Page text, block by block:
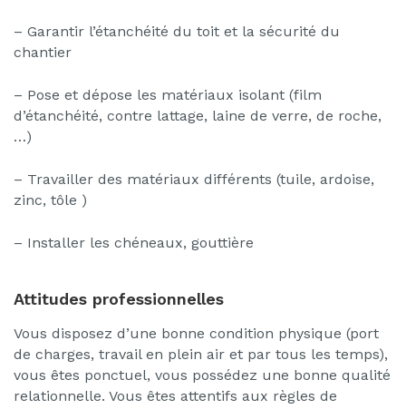
– Garantir l’étanchéité du toit et la sécurité du
chantier
– Pose et dépose les matériaux isolant (film
d’étanchéité, contre lattage, laine de verre, de roche,
…)
– Travailler des matériaux différents (tuile, ardoise,
zinc, tôle )
– Installer les chéneaux, gouttière
Attitudes professionnelles
Vous disposez d’une bonne condition physique (port
de charges, travail en plein air et par tous les temps),
vous êtes ponctuel, vous possédez une bonne qualité
relationnelle. Vous êtes attentifs aux règles de